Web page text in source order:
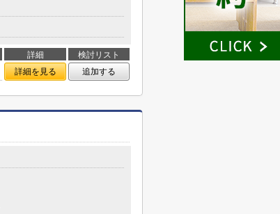
詳細
検討リスト
詳細を見る 追加する